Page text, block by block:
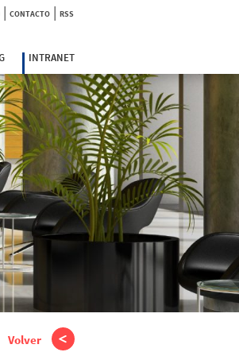
| CONTACTO | RSS
INTRANET
Volver